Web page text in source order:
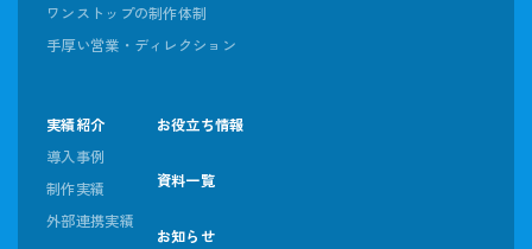
ワンストップの制作体制
手厚い営業・ディレクション
実績紹介
導入事例
制作実績
外部連携実績
お役立ち情報
資料一覧
お知らせ